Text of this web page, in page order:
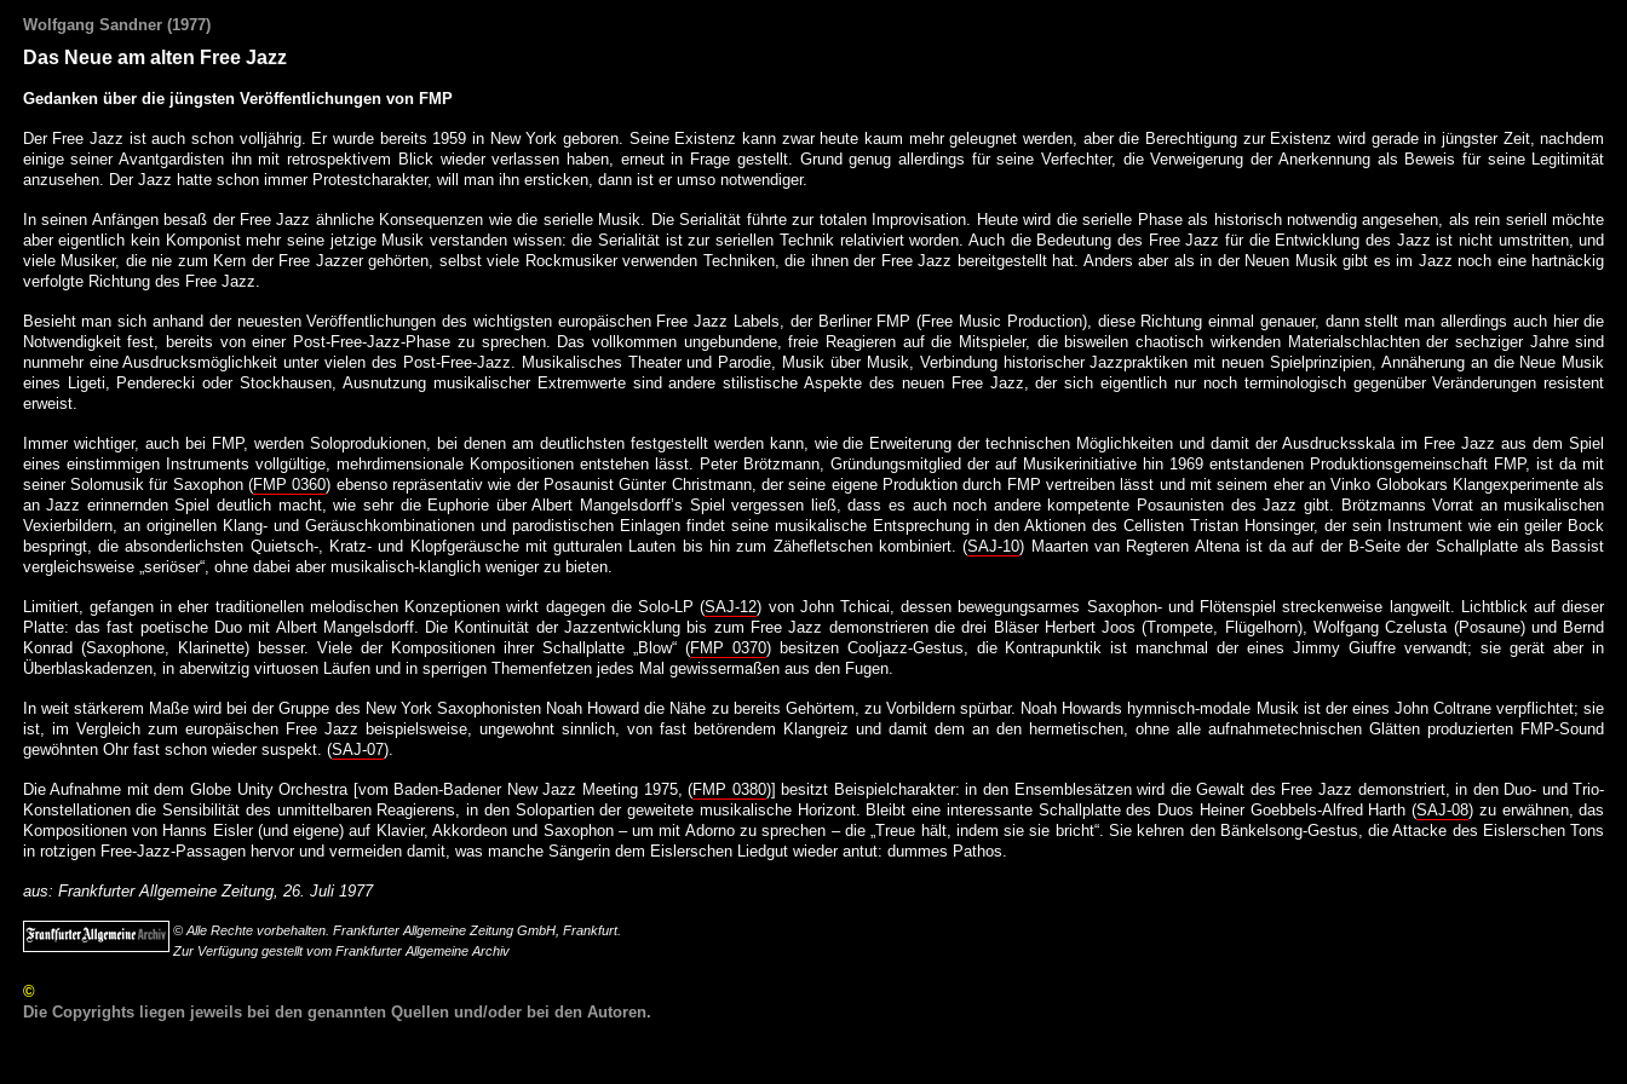
Wolfgang Sandner (1977)
Das Neue am alten Free Jazz
Gedanken über die jüngsten Veröffentlichungen von FMP
Der Free Jazz ist auch schon volljährig. Er wurde bereits 1959 in New York geboren. Seine Existenz kann zwar heute kaum mehr geleugnet werden, aber die Berechtigung zur Existenz wird gerade in jüngster Zeit, nachdem
einige seiner Avantgardisten ihn mit retrospektivem Blick wieder verlassen haben, erneut in Frage gestellt. Grund genug allerdings für seine Verfechter, die Verweigerung der Anerkennung als Beweis für seine Legitimität
anzusehen. Der Jazz hatte schon immer Protestcharakter, will man ihn ersticken, dann ist er umso notwendiger.
In seinen Anfängen besaß der Free Jazz ähnliche Konsequenzen wie die serielle Musik. Die Serialität führte zur totalen Improvisation. Heute wird die serielle Phase als historisch notwendig angesehen, als rein seriell möchte
aber eigentlich kein Komponist mehr seine jetzige Musik verstanden wissen: die Serialität ist zur seriellen Technik relativiert worden. Auch die Bedeutung des Free Jazz für die Entwicklung des Jazz ist nicht umstritten, und
viele Musiker, die nie zum Kern der Free Jazzer gehörten, selbst viele Rockmusiker verwenden Techniken, die ihnen der Free Jazz bereitgestellt hat. Anders aber als in der Neuen Musik gibt es im Jazz noch eine hartnäckig
verfolgte Richtung des Free Jazz.
Besieht man sich anhand der neuesten Veröffentlichungen des wichtigsten europäischen Free Jazz Labels, der Berliner FMP (Free Music Production), diese Richtung einmal genauer, dann stellt man allerdings auch hier die
Notwendigkeit fest, bereits von einer Post-Free-Jazz-Phase zu sprechen. Das vollkommen ungebundene, freie Reagieren auf die Mitspieler, die bisweilen chaotisch wirkenden Materialschlachten der sechziger Jahre sind
nunmehr eine Ausdrucksmöglichkeit unter vielen des Post-Free-Jazz. Musikalisches Theater und Parodie, Musik über Musik, Verbindung historischer Jazzpraktiken mit neuen Spielprinzipien, Annäherung an die Neue Musik
eines Ligeti, Penderecki oder Stockhausen, Ausnutzung musikalischer Extremwerte sind andere stilistische Aspekte des neuen Free Jazz, der sich eigentlich nur noch terminologisch gegenüber Veränderungen resistent
erweist.
Immer wichtiger, auch bei FMP, werden Soloprodukionen, bei denen am deutlichsten festgestellt werden kann, wie die Erweiterung der technischen Möglichkeiten und damit der Ausdrucksskala im Free Jazz aus dem Spiel
eines einstimmigen Instruments vollgültige, mehrdimensionale Kompositionen entstehen lässt. Peter Brötzmann, Gründungsmitglied der auf Musikerinitiative hin 1969 entstandenen Produktionsgemeinschaft FMP, ist da mit
seiner Solomusik für Saxophon (FMP 0360) ebenso repräsentativ wie der Posaunist Günter Christmann, der seine eigene Produktion durch FMP vertreiben lässt und mit seinem eher an Vinko Globokars Klangexperimente als
an Jazz erinnernden Spiel deutlich macht, wie sehr die Euphorie über Albert Mangelsdorff’s Spiel vergessen ließ, dass es auch noch andere kompetente Posaunisten des Jazz gibt. Brötzmanns Vorrat an musikalischen
Vexierbildern, an originellen Klang- und Geräuschkombinationen und parodistischen Einlagen findet seine musikalische Entsprechung in den Aktionen des Cellisten Tristan Honsinger, der sein Instrument wie ein geiler Bock
bespringt, die absonderlichsten Quietsch-, Kratz- und Klopfgeräusche mit gutturalen Lauten bis hin zum Zähefletschen kombiniert. (SAJ-10) Maarten van Regteren Altena ist da auf der B-Seite der Schallplatte als Bassist
vergleichsweise „seriöser“, ohne dabei aber musikalisch-klanglich weniger zu bieten.
Limitiert, gefangen in eher traditionellen melodischen Konzeptionen wirkt dagegen die Solo-LP (SAJ-12) von John Tchicai, dessen bewegungsarmes Saxophon- und Flötenspiel streckenweise langweilt. Lichtblick auf dieser
Platte: das fast poetische Duo mit Albert Mangelsdorff. Die Kontinuität der Jazzentwicklung bis zum Free Jazz demonstrieren die drei Bläser Herbert Joos (Trompete, Flügelhorn), Wolfgang Czelusta (Posaune) und Bernd
Konrad (Saxophone, Klarinette) besser. Viele der Kompositionen ihrer Schallplatte „Blow“ (FMP 0370) besitzen Cooljazz-Gestus, die Kontrapunktik ist manchmal der eines Jimmy Giuffre verwandt; sie gerät aber in
Überblaskadenzen, in aberwitzig virtuosen Läufen und in sperrigen Themenfetzen jedes Mal gewissermaßen aus den Fugen.
In weit stärkerem Maße wird bei der Gruppe des New York Saxophonisten Noah Howard die Nähe zu bereits Gehörtem, zu Vorbildern spürbar. Noah Howards hymnisch-modale Musik ist der eines John Coltrane verpflichtet; sie
ist, im Vergleich zum europäischen Free Jazz beispielsweise, ungewohnt sinnlich, von fast betörendem Klangreiz und damit dem an den hermetischen, ohne alle aufnahmetechnischen Glätten produzierten FMP-Sound
gewöhnten Ohr fast schon wieder suspekt. (SAJ-07).
Die Aufnahme mit dem Globe Unity Orchestra [vom Baden-Badener New Jazz Meeting 1975, (FMP 0380)] besitzt Beispielcharakter: in den Ensemblesätzen wird die Gewalt des Free Jazz demonstriert, in den Duo- und Trio-
Konstellationen die Sensibilität des unmittelbaren Reagierens, in den Solopartien der geweitete musikalische Horizont. Bleibt eine interessante Schallplatte des Duos Heiner Goebbels-Alfred Harth (SAJ-08) zu erwähnen, das
Kompositionen von Hanns Eisler (und eigene) auf Klavier, Akkordeon und Saxophon – um mit Adorno zu sprechen – die „Treue hält, indem sie sie bricht“. Sie kehren den Bänkelsong-Gestus, die Attacke des Eislerschen Tons
in rotzigen Free-Jazz-Passagen hervor und vermeiden damit, was manche Sängerin dem Eislerschen Liedgut wieder antut: dummes Pathos.
aus: Frankfurter Allgemeine Zeitung, 26. Juli 1977
© Alle Rechte vorbehalten. Frankfurter Allgemeine Zeitung GmbH, Frankfurt.
Zur Verfügung gestellt vom Frankfurter Allgemeine Archiv
©
Die Copyrights liegen jeweils bei den genannten Quellen und/oder bei den Autoren.